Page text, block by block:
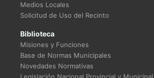
Medios Locales
Solicitud de Uso del Recinto
Biblioteca
Misiones y Funciones
Base de Normas Municipales
Novedades Normativas